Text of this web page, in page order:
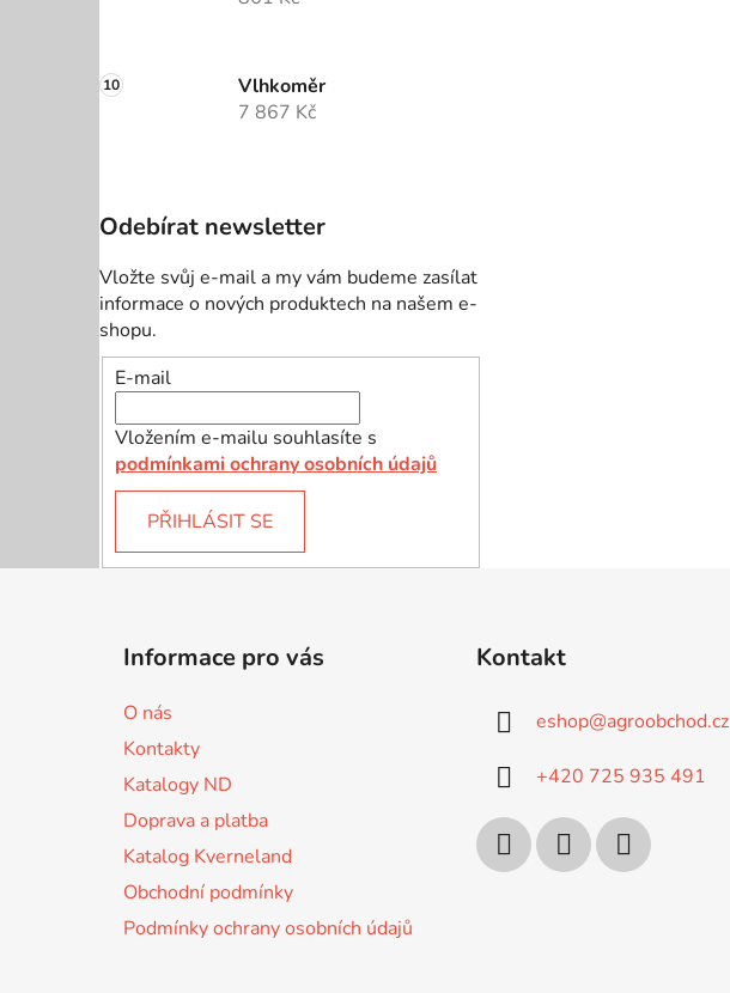
Vlhkoměr
7 867 Kč
Odebírat newsletter
Vložte svůj e-mail a my vám budeme zasílat
informace o nových produktech na našem e-
shopu.
E-mail
Vložením e-mailu souhlasíte s
podmínkami ochrany osobních údajů
PŘIHLÁSIT SE
Informace pro vás
O nás
Kontakty
Katalogy ND
Doprava a platba
Katalog Kverneland
Obchodní podmínky
Podmínky ochrany osobních údajů
Kontakt
eshop@agroobchod.cz
+420 725 935 491